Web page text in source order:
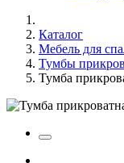
Каталог
Мебель для
Тумбы
Тумба